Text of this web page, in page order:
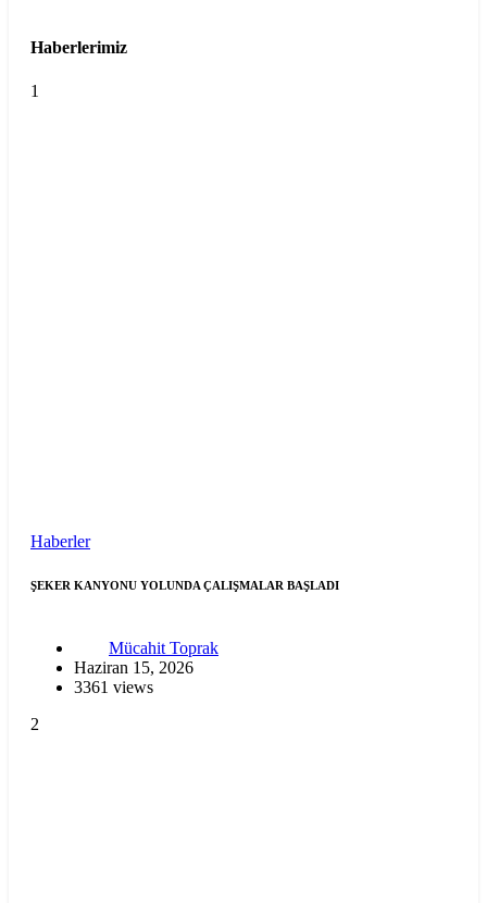
Haberlerimiz
1
Haberler
ŞEKER KANYONU YOLUNDA ÇALIŞMALAR BAŞLADI
Mücahit Toprak
Haziran 15, 2026
3361 views
2